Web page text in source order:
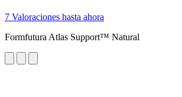
7 Valoraciones hasta ahora
Formfutura Atlas Support™ Natural